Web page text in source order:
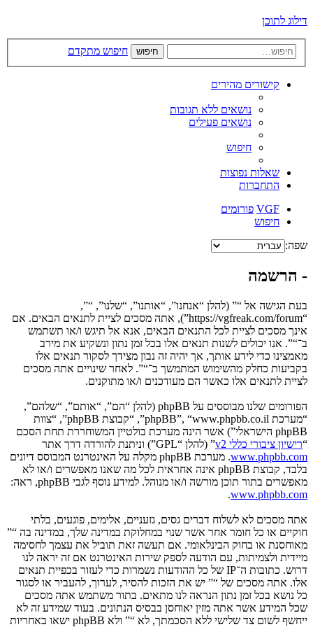
דילוג לתוכן
חיפוש חיפוש מתקדם
קישורים מהירים
נושאים ללא תגובות
נושאים פעילים
חיפוש
שאלות נפוצות
התחברות
VGF פורומים
חיפוש
שפה:
- הרשמה
בעת הגישה אל “” (להלן “אנחנו”, “אותנו”, “שלנו”, “”,
“https://vgfreak.com/forum”), אתה מסכים לציית לתנאים הבאים. אם
אינך מסכים לציית לכל התנאים הבאים, אנא אל תיגש ו/או תשתמש
ב־“”. אנו יכולים לשנות תנאים אלו בכל זמן נתון ונשקיע את מירב
מאמצינו כדי לידע אותך, אך יהיה זה נבון מצידך לסקור תנאים אלו
בקביעות כחלק מהשימוש המתמשך ב־“”. לאחר שינויים אתה מסכים
לציית לתנאים אלו כאשר הם מעודכנים ו/או מתוקנים.
הפורומים שלנו מבוססים על phpBB (להלן “הם”, “אותם”, “שלהם”,
“מערכת phpBB”, “www.phpbb.co.il”, “קבוצת phpBB”, “צוות
phpBB הישראלי”) אשר הינה מערכת בולטיין המשוחררת תחת הסכם
“רישיון ציבורי כללי v2
” (להלן “GPL”) וניתנת להורדה דרך אתר
www.phpbb.com
. מערכת phpBB מקלה על האינטרנט המבוסס דיונים
בלבד, קבוצת phpBB אינה אחראית לכל מה שאנו מאפשרים ו/או לא
מאפשרים בתור תוכן מורשה ו/או מנוהל. למידע נוסף לגבי phpBB, ראה:
www.phpbb.com
.
אתה מסכים לא לשלוח דברים גסים, גזעניים, אלימים, פוגעים, בלתי
חוקיים או כל חומר אחר אשר שנוי במחלוקת במדינה שלך, במדינה בה “”
מאוחסנת או בחוק הבינלאומי. אם תעשה זאת תוביל את עצמך לחסימה
מיידית ולצמיתות, עם הודעה לספק שירות האינטרנט אם זה יראה לנו
דרוש. כתובות ה־IP של כל ההודעות נשמרות כדי לעזור בכפיית תנאים
אלו. אתה מסכים של “” יש את הזכות להסיר, לערוך, להעביר או לסגור
כל נושא בכל זמן נתון הנראה לנו מתאים. בתור משתמש אתה מסכים
שכל המידע אשר אתה מזין יאוחסן בבסיס הנתונים. בעוד שמידע זה לא
ייחשף לשום צד שלישי ללא הסכמתך, לא “” ולא phpBB ישאו באחריות